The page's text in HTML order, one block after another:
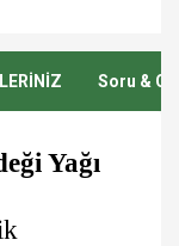
Soru &
Yağı